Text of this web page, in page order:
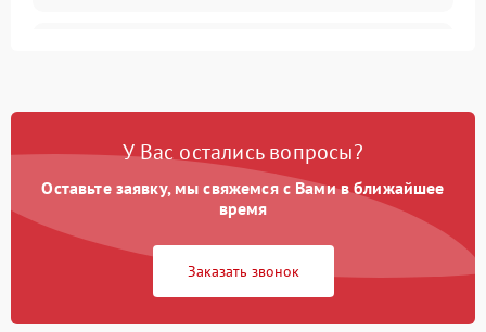
Сеть и подключения
Аудио
Сетевая
У Вас остались вопросы?
Оставьте заявку, мы свяжемся с Вами в ближайшее
время
Заказать звонок